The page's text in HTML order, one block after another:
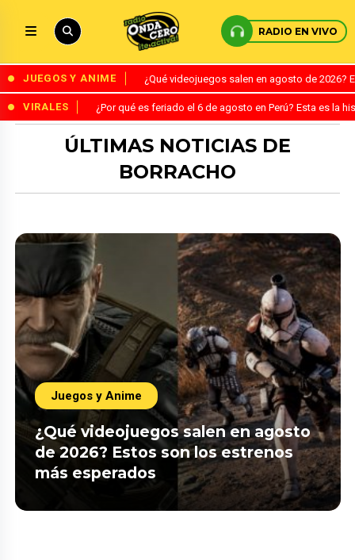
RADIO EN VIVO
JUEGOS Y ANIME ¿Qué videojuegos salen en agosto de
VIRALES ¿Por qué es feriado el 6 de agosto en Perú? Esta es la
ÚLTIMAS NOTICIAS DE
BORRACHO
Juegos y Anime
¿Qué videojuegos salen en agosto
de 2026? Estos son los estrenos
más esperados